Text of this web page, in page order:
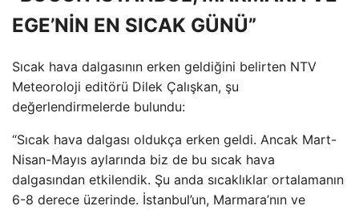
EGE’NİN EN SICAK GÜNÜ”
Sıcak hava dalgasının erken geldiğini belirten NTV
Meteoroloji editörü Dilek Çalışkan, şu
değerlendirmelerde bulundu:
“Sıcak hava dalgası oldukça erken geldi. Ancak Mart-
Nisan-Mayıs aylarında biz de bu sıcak hava
dalgasından etkilendik. Şu anda sıcaklıklar ortalamanın
6-8 derece üzerinde. İstanbul’un, Marmara’nın ve